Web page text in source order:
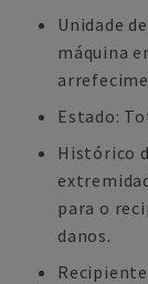
Unidade
máquina
Estado:
Histórico
para o
danos.